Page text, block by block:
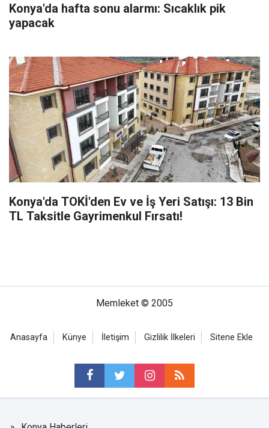
Konya'da hafta sonu alarmı: Sıcaklık pik
yapacak
Konya'da TOKİ'den Ev ve İş Yeri Satışı: 13 Bin
TL Taksitle Gayrimenkul Fırsatı!
Memleket © 2005
Anasayfa Künye İletişim Gizlilik İlkeleri Sitene Ekle